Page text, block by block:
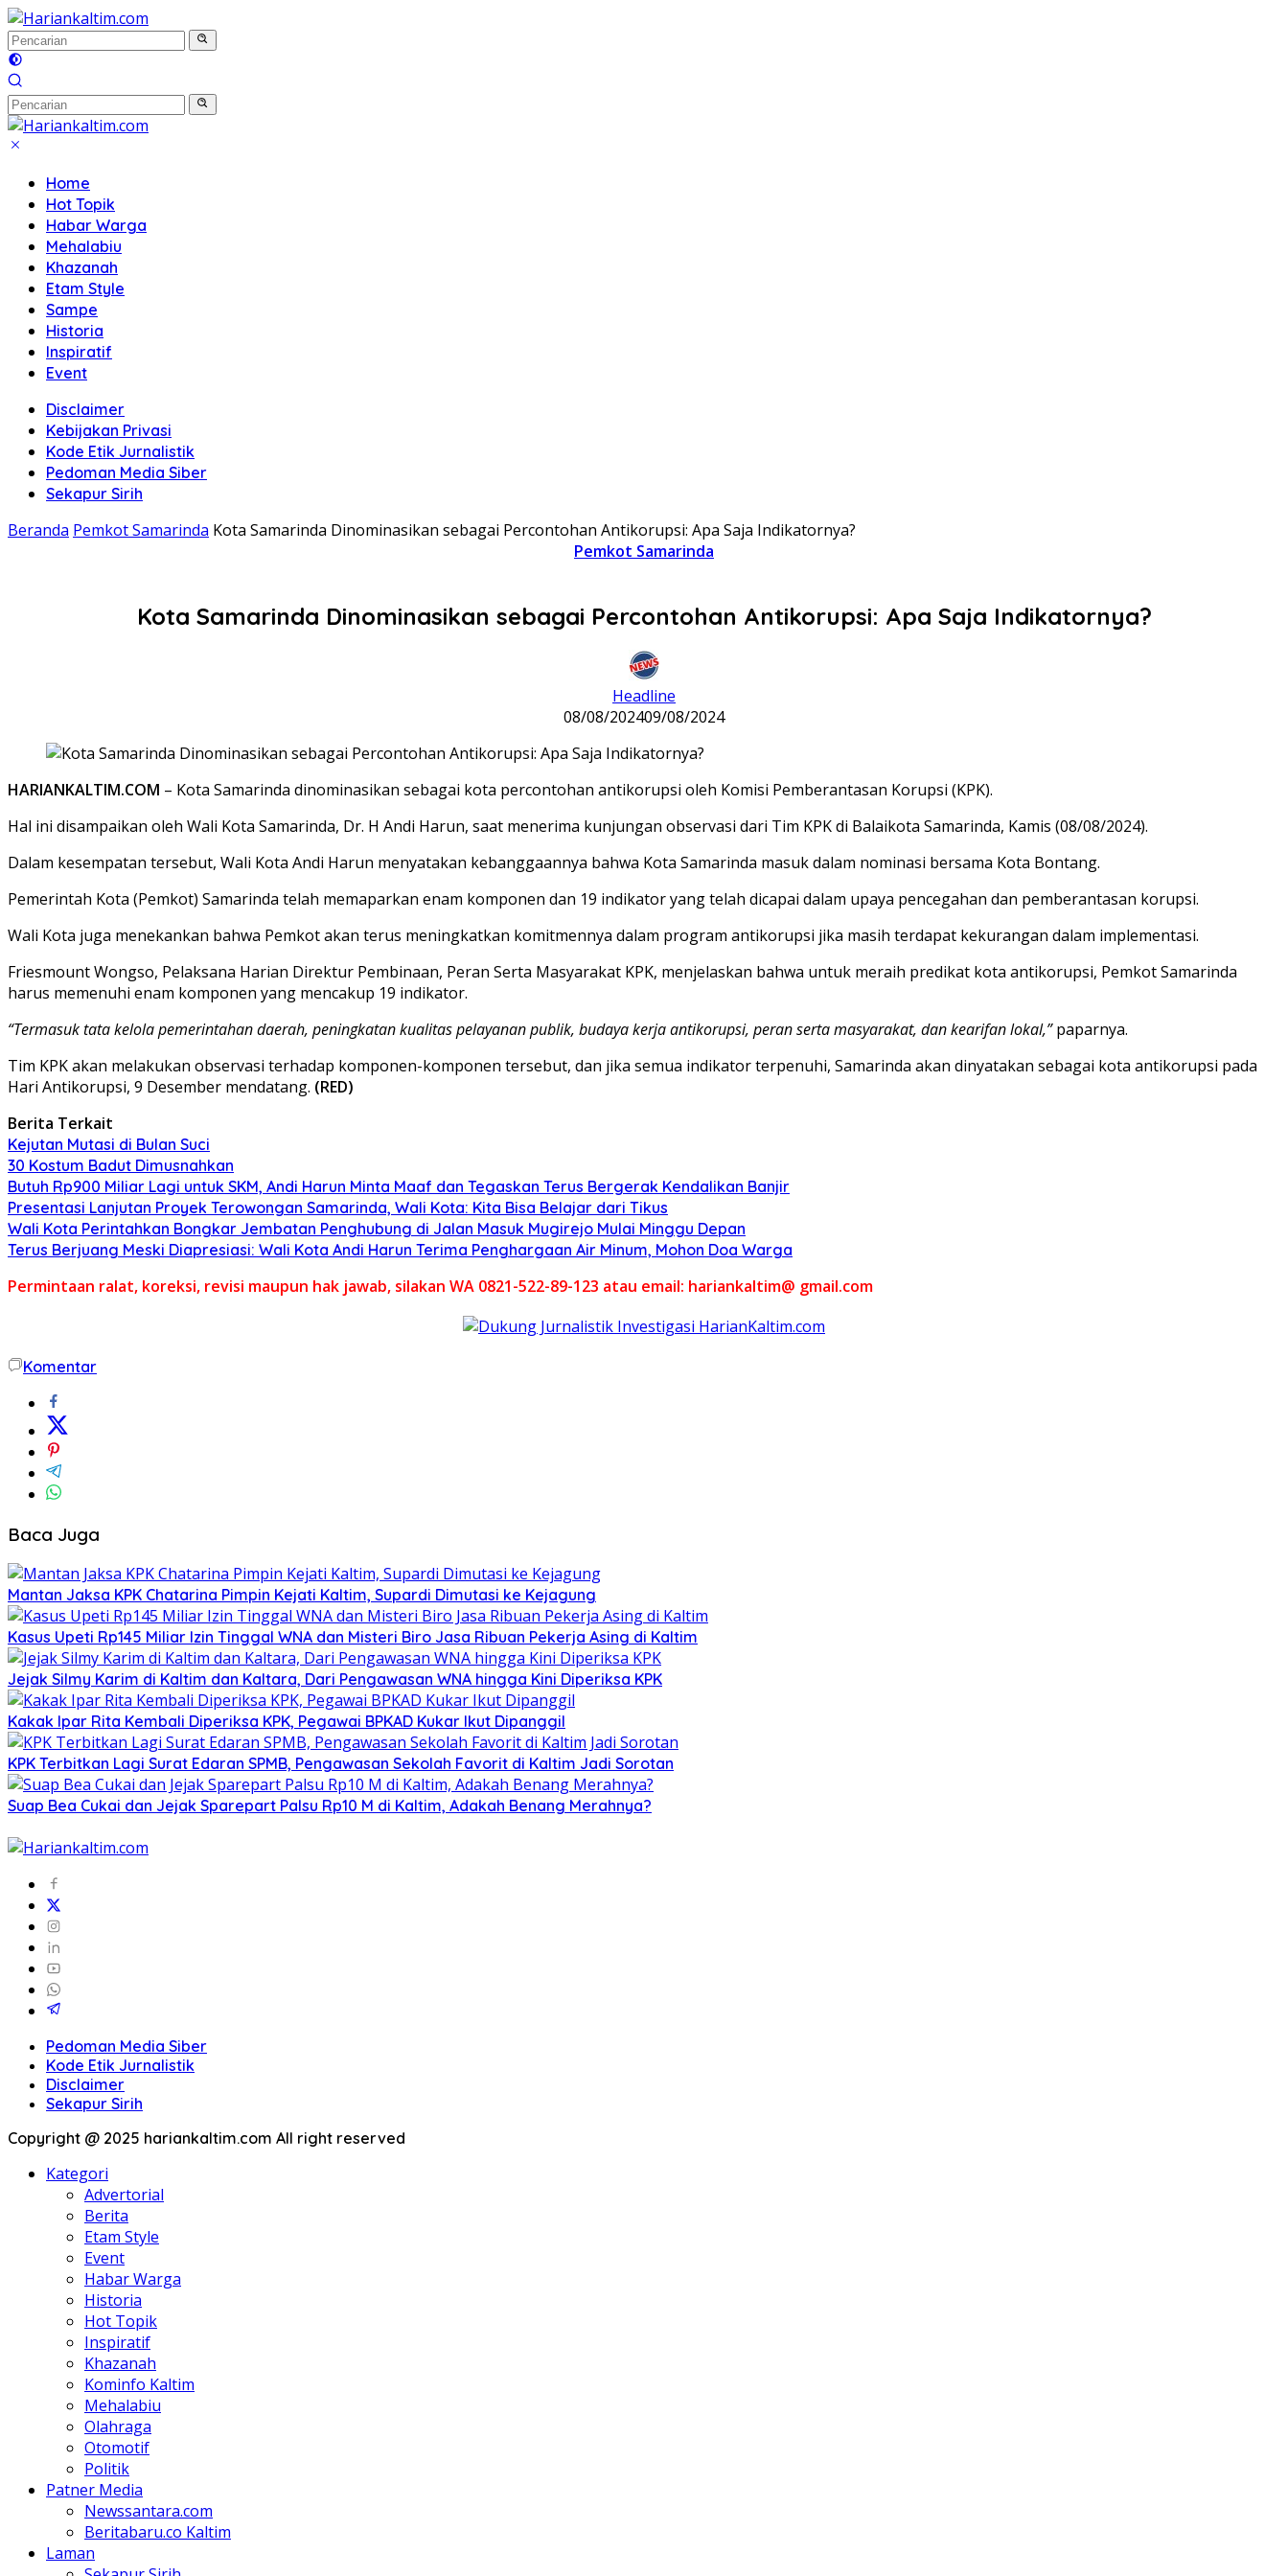
Langsung
ke
konten
Home
Hot Topik
Habar Warga
Mehalabiu
Khazanah
Etam Style
Sampe
Historia
Inspiratif
Event
Disclaimer
Kebijakan Privasi
Kode Etik Jurnalistik
Pedoman Media Siber
Sekapur Sirih
Beranda Pemkot Samarinda Kota Samarinda Dinominasikan sebagai Percontohan Antikorupsi: Apa Saja Indikatornya?
Pemkot Samarinda
Kota Samarinda Dinominasikan sebagai Percontohan Antikorupsi: Apa Saja Indikatornya?
Headline
08/08/202409/08/2024
HARIANKALTIM.COM – Kota Samarinda dinominasikan sebagai kota percontohan antikorupsi oleh Komisi Pemberantasan Korupsi (KPK).
Hal ini disampaikan oleh Wali Kota Samarinda, Dr. H Andi Harun, saat menerima kunjungan observasi dari Tim KPK di Balaikota Samarinda, Kamis (08/08/2024).
Dalam kesempatan tersebut, Wali Kota Andi Harun menyatakan kebanggaannya bahwa Kota Samarinda masuk dalam nominasi bersama Kota Bontang.
Pemerintah Kota (Pemkot) Samarinda telah memaparkan enam komponen dan 19 indikator yang telah dicapai dalam upaya pencegahan dan pemberantasan korupsi.
Wali Kota juga menekankan bahwa Pemkot akan terus meningkatkan komitmennya dalam program antikorupsi jika masih terdapat kekurangan dalam implementasi.
Friesmount Wongso, Pelaksana Harian Direktur Pembinaan, Peran Serta Masyarakat KPK, menjelaskan bahwa untuk meraih predikat kota antikorupsi, Pemkot Samarinda
harus memenuhi enam komponen yang mencakup 19 indikator.
“Termasuk tata kelola pemerintahan daerah, peningkatan kualitas pelayanan publik, budaya kerja antikorupsi, peran serta masyarakat, dan kearifan lokal,”paparnya.
Tim KPK akan melakukan observasi terhadap komponen-komponen tersebut, dan jika semua indikator terpenuhi, Samarinda akan dinyatakan sebagai kota antikorupsi pada
Hari Antikorupsi, 9 Desember mendatang. (RED)
Berita Terkait
Kejutan Mutasi di Bulan Suci
30 Kostum Badut Dimusnahkan
Butuh Rp900 Miliar Lagi untuk SKM, Andi Harun Minta Maaf dan Tegaskan Terus Bergerak Kendalikan Banjir
Presentasi Lanjutan Proyek Terowongan Samarinda, Wali Kota: Kita Bisa Belajar dari Tikus
Wali Kota Perintahkan Bongkar Jembatan Penghubung di Jalan Masuk Mugirejo Mulai Minggu Depan
Terus Berjuang Meski Diapresiasi: Wali Kota Andi Harun Terima Penghargaan Air Minum, Mohon Doa Warga
Permintaan ralat, koreksi, revisi maupun hak jawab, silakan WA 0821-522-89-123 atau email: hariankaltim@ gmail.com
Komentar
Baca Juga
Mantan Jaksa KPK Chatarina Pimpin Kejati Kaltim, Supardi Dimutasi ke Kejagung
Kasus Upeti Rp145 Miliar Izin Tinggal WNA dan Misteri Biro Jasa Ribuan Pekerja Asing di Kaltim
Jejak Silmy Karim di Kaltim dan Kaltara, Dari Pengawasan WNA hingga Kini Diperiksa KPK
Kakak Ipar Rita Kembali Diperiksa KPK, Pegawai BPKAD Kukar Ikut Dipanggil
KPK Terbitkan Lagi Surat Edaran SPMB, Pengawasan Sekolah Favorit di Kaltim Jadi Sorotan
Suap Bea Cukai dan Jejak Sparepart Palsu Rp10 M di Kaltim, Adakah Benang Merahnya?
Pedoman Media Siber
Kode Etik Jurnalistik
Disclaimer
Sekapur Sirih
Copyright @ 2025 hariankaltim.com All right reserved
Kategori
Advertorial
Berita
Etam Style
Event
Habar Warga
Historia
Hot Topik
Inspiratif
Khazanah
Kominfo Kaltim
Mehalabiu
Olahraga
Otomotif
Politik
Patner Media
Newssantara.com
Beritabaru.co Kaltim
Laman